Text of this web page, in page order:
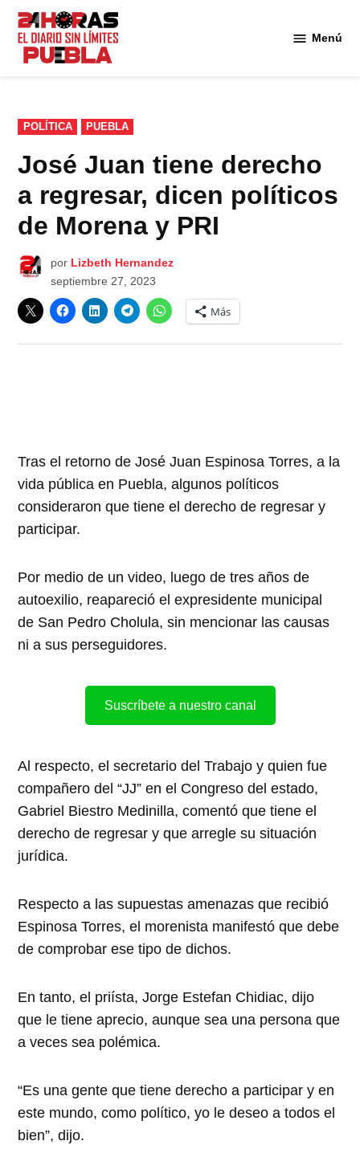
Saltar
contenido
Menú
PUBLICADO
EN
POLÍTICA PUEBLA
José Juan tiene derecho
a regresar, dicen políticos
de Morena y PRI
por Lizbeth Hernandez
septiembre 27, 2023
Más
Tras el retorno de José Juan Espinosa Torres, a la
vida pública en Puebla, algunos políticos
consideraron que tiene el derecho de regresar y
participar.
Por medio de un video, luego de tres años de
autoexilio, reapareció el expresidente municipal
de San Pedro Cholula, sin mencionar las causas
ni a sus perseguidores.
Suscríbete a nuestro canal
Al respecto, el secretario del Trabajo y quien fue
compañero del “JJ” en el Congreso del estado,
Gabriel Biestro Medinilla, comentó que tiene el
derecho de regresar y que arregle su situación
jurídica.
Respecto a las supuestas amenazas que recibió
Espinosa Torres, el morenista manifestó que debe
de comprobar ese tipo de dichos.
En tanto, el priísta, Jorge Estefan Chidiac, dijo
que le tiene aprecio, aunque sea una persona que
a veces sea polémica.
“Es una gente que tiene derecho a participar y en
este mundo, como político, yo le deseo a todos el
bien”, dijo.